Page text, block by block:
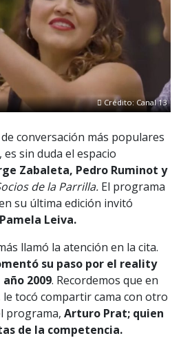
Crédito: Canal 13
conversación más populares
sin duda el espacio
Zabaleta, Pedro Ruminot y
de la Parrilla. El programa
su última edición invitó
Leiva.
llamó la atención en la cita.
su paso por el reality
2009. Recordemos que en
tocó compartir cama con otro
programa, Arturo Prat; quien
de la competencia.